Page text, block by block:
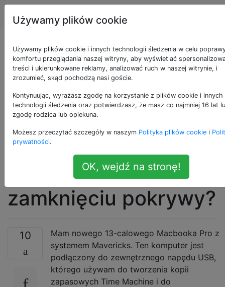
Apple Tagi
Czy mogę
skonfigurować
mojego Macbooka,
aby odłączał
wszystkie dyski
zewnętrzne po
zamknięciu pokrywy?
10
Mam nowego 13-calowego Macbooka Pro z
systemem Mavericks. Ten komputer jest
podłączony do zewnętrznego napędu USB,
którego używam do tworzenia kopii
zapasowych Time Machine i do
Używamy plików cookie
Używamy plików cookie i innych technologii śledzenia w celu
komfortu przeglądania naszej witryny, aby wyświetlać
treści i ukierunkowane reklamy, analizować ruch w naszej witrynie, i
zrozumieć, skąd pochodzą nasi goście.
Kontynuując, wyrażasz zgodę na korzystanie z plików cookie i innych
technologii śledzenia oraz potwierdzasz, że masz co najmniej 16 lat
zgodę rodzica lub opiekuna.
Możesz przeczytać szczegóły w naszym Polityka plików cookie i
prywatności.
OK, wejdź na stronę!